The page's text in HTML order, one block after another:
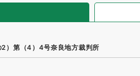
）第（4）4号奈良地方裁判所